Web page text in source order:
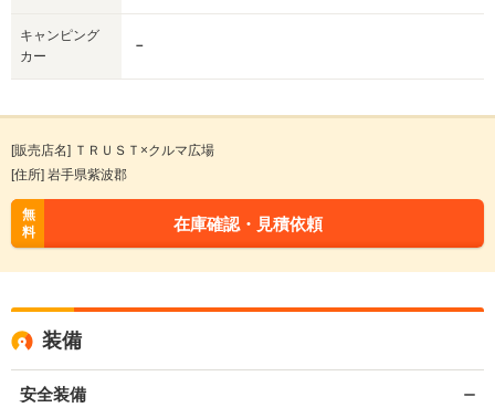
キャンピング
カー
－
[販売店名] ＴＲＵＳＴ×クルマ広場
[住所] 岩手県紫波郡
無
料
在庫確認・見積依頼
装備
安全装備